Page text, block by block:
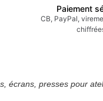
Paiement
CB, PayPal,
écrans, presses pour